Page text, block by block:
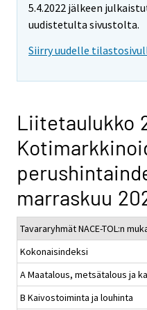
5.4.2022 jälkeen
uudistetulta sivustolta.
Siirry uudelle
Liitetaulukko
marraskuu
Tavararyhmät NACE-TOL:n
Kokonaisindeksi
A Maatalous, metsätalous ja
B Kaivostoiminta ja louhinta